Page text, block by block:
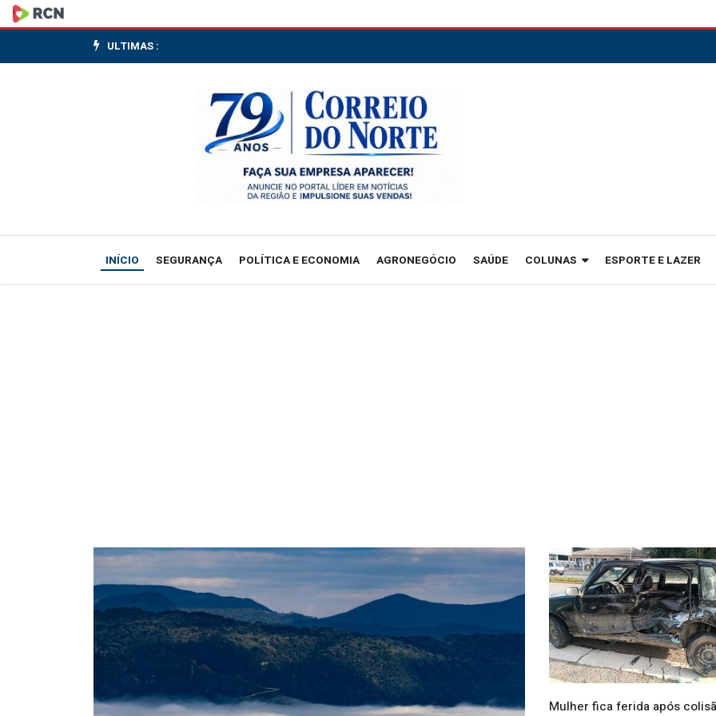
Jornal
Correio
ULTIMAS :
INÍCIO SEGURANÇA POLÍTICA E ECONOMIA AGRONEGÓCIO SAÚDE COLUNAS ESPORTE E LAZER
Mulher fica ferida após